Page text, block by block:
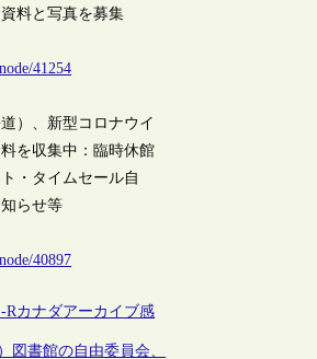
料と写真を募集
41254
）、新型コロナウイ
を収集中：臨時休館
・タイムセール自
らせ等
40897
Rカナダアーカイブ感
図書館の自由委員会、